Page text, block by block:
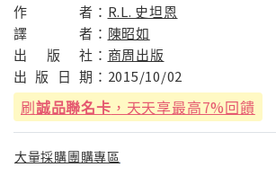
作 者： R.L. 史坦恩
譯
者： 陳昭如
出
版 社： 商周出版
出 版 日 期： 2015/10/02
刷誠品聯名卡 ，天天享最高7%回饋
大量採購團購專區